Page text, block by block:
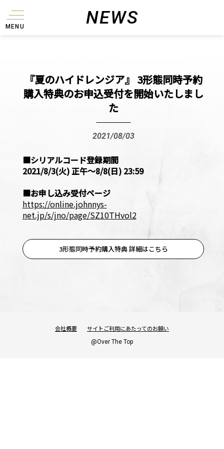
NEWS
MENU
『夏のハイドレンジア』 3形態同時予約
購入特典のお申込受付を開始いたしまし
た
2021/08/03
■シリアルコード登録期間
2021/8/3(火) 正午〜8/8(日) 23:59
■お申し込み受付ページ
https://online.johnnys-
net.jp/s/jno/page/SZ10THvol2
3形態同時予約購入特典 詳細はこちら
会社概要 サイトご利用にあたってのお願い
@Over The Top